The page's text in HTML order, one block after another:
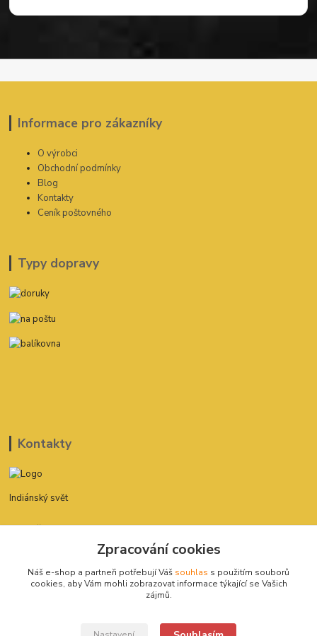
Informace pro zákazníky
O výrobci
Obchodní podmínky
Blog
Kontakty
Ceník poštovného
Typy dopravy
Kontakty
Indiánský svět
indianskysvet@email.cz
Zpracování cookies
Náš e-shop a partneři potřebují Váš souhlas s použitím souborů
cookies, aby Vám mohli zobrazovat informace týkající se Vašich
zájmů.